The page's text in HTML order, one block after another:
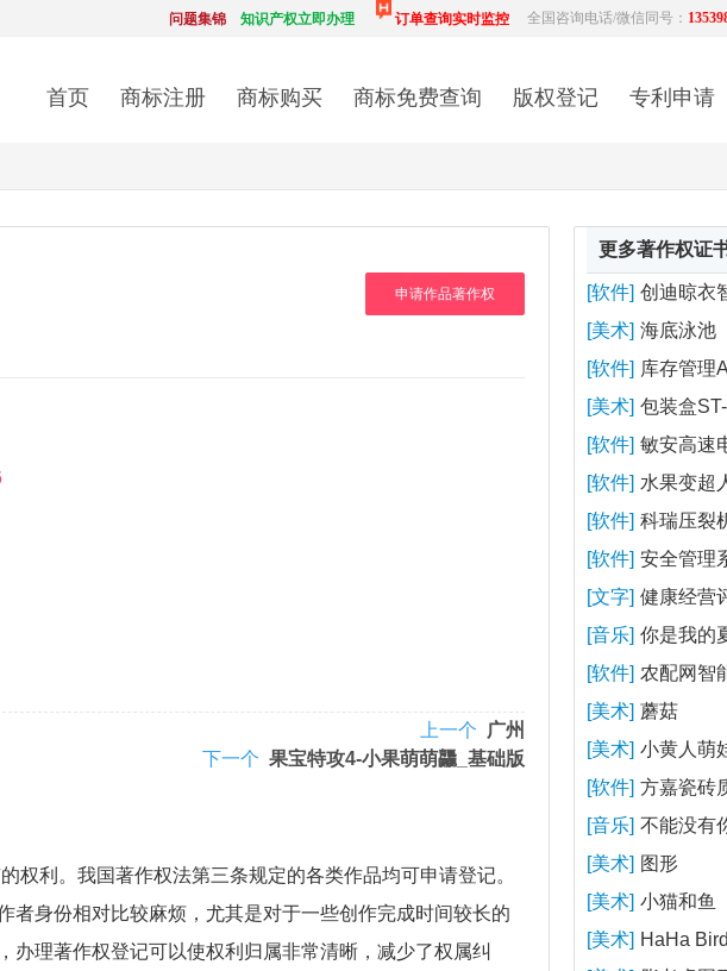
问题集锦 知识产权立即办理 订单查询实时监控 全国咨询电话/微信同号：
专利申请
版权登记
商标免费查询
商标购买
商标注册
首页
申请作品著作权
上一个
广州
下一个 果宝特攻4-小果萌萌龘_基础版
权利。我国著作权法第三条规定的各类作品均可申请登记。
者身份相对比较麻烦，尤其是对于一些创作完成时间较长的
办理著作权登记可以使权利归属非常清晰，减少了权属纠
更多著作权证
[软件] 创迪晾衣
[美术] 海底泳池
[软件] 库存管理
[美术] 包装盒
[软件] 敏安高速
[软件] 水果变超
[软件] 科瑞压裂
[软件] 安全管理
[文字] 健康经营
[音乐] 你是我的
[软件] 农配网智
[美术] 蘑菇
[美术] 小黄人萌
[软件] 方嘉瓷砖
[音乐] 不能没有
[美术] 图形
[美术] 小猫和鱼
[美术] HaHa Bird